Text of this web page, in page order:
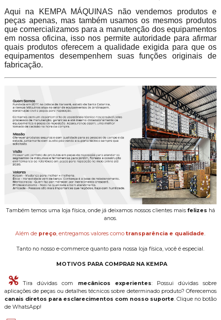
Aqui na KEMPA MÁQUINAS não vendemos produtos e
peças apenas, mas também usamos os mesmos produtos
que comercializamos para a manutenção dos equipamentos
em nossa oficina, isso nos permite autoridade para afirmar
quais produtos oferecem a qualidade exigida para que os
equipamentos desempenhem suas funções originais de
fabricação.
Também temos uma loja física, onde já deixamos nossos clientes mais felizes há
anos.
Além de preço, entregamos valores comotransparência e qualidade.
Tanto no nosso e-commerce quanto para nossa loja física, você é especial.
MOTIVOS PARA COMPRAR NA KEMPA
Tira dúvidas com mecânicos experientes: Possui dúvidas sobre
aplicações de peças ou detalhes técnicos sobre determinado produto? Oferecemos
canais diretos para esclarecimentos com nosso suporte. Clique no botão
de WhatsApp!